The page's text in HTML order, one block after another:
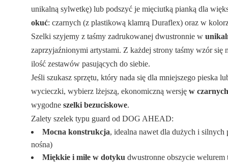
unikalną sylwetkę) lub podszyć je mięciutką pianką dla
okuć: czarnych (z plastikową klamrą Duraflex) oraz w
Szelki szyjemy z taśmy zadrukowanej dwustronnie w
zaprzyjaźnionymi artystami. Z każdej strony taśmy wzór
ilość zestawów pasujących do siebie.
Jeśli szukasz sprzętu, który nada się dla mniejszego pieska
wycieczki, wybierz lżejszą, ekonomiczną wersjęw
wygodneszelki bezuciskowe.
Zalety szelek typu guard od DOG AHEAD:
Mocna konstrukcja, idealna nawet dla dużych i
nośna)
Miękkie i miłe w dotyku dwustronne obszycie